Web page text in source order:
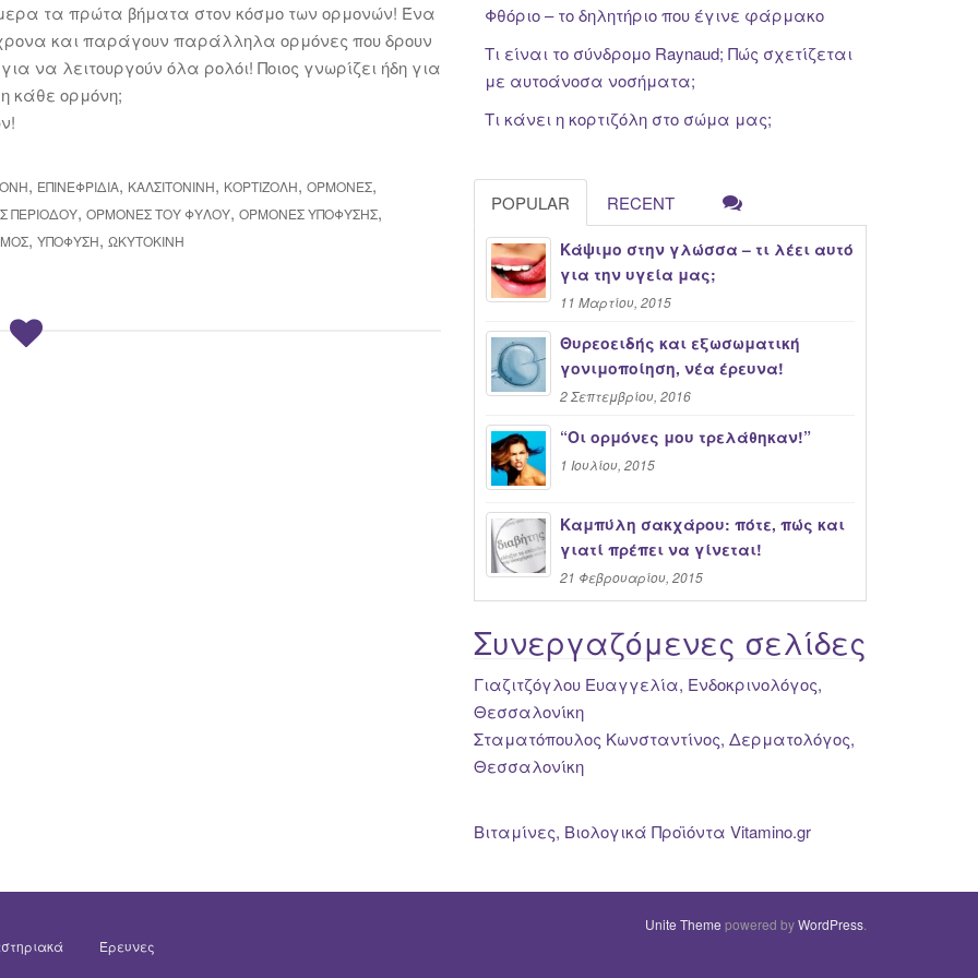
τα πρώτα βήματα στον κόσμο των ορμονών! Ένα
και παράγουν παράλληλα ορμόνες που δρουν
να λειτουργούν όλα ρολόι! Ποιος γνωρίζει ήδη για
κάθε ορμόνη;
, ΕΠΙΝΕΦΡΙΔΊΑ, ΚΑΛΣΙΤΟΝΊΝΗ, ΚΟΡΤΙΖΌΛΗ, ΟΡΜΌΝΕΣ,
ΠΕΡΙΌΔΟΥ, ΟΡΜΌΝΕΣ ΤΟΥ ΦΎΛΟΥ, ΟΡΜΌΝΕΣ ΥΠΌΦΥΣΗΣ,
, ΥΠΌΦΥΣΗ, ΩΚΥΤΟΚΊΝΗ
Φθόριο – το δηλητήριο που έγινε φάρμακο
Τι είναι το σύνδρομο Raynaud; Πώς σχετίζεται
με αυτοάνοσα νοσήματα;
Τι κάνει η κορτιζόλη στο σώμα μας;
POPULAR RECENT
Κάψιμο στην γλώσσα – τι λέει αυτό
για την υγεία μας;
11 Μαρτίου, 2015
Θυρεοειδής και εξωσωματική
γονιμοποίηση, νέα έρευνα!
2 Σεπτεμβρίου, 2016
“Oι ορμόνες μου τρελάθηκαν!”
1 Ιουλίου, 2015
Καμπύλη σακχάρου: πότε, πώς και
γιατί πρέπει να γίνεται!
21 Φεβρουαρίου, 2015
Συνεργαζόμενες σελίδες
Γιαζιτζόγλου Ευαγγελία, Ενδοκρινολόγος,
Θεσσαλονίκη
Σταματόπουλος Κωνσταντίνος, Δερματολόγος,
Θεσσαλονίκη
Βιταμίνες, Βιολογικά Προϊόντα Vitamino.gr
Έρευνες
Unite Theme powered byWordPress